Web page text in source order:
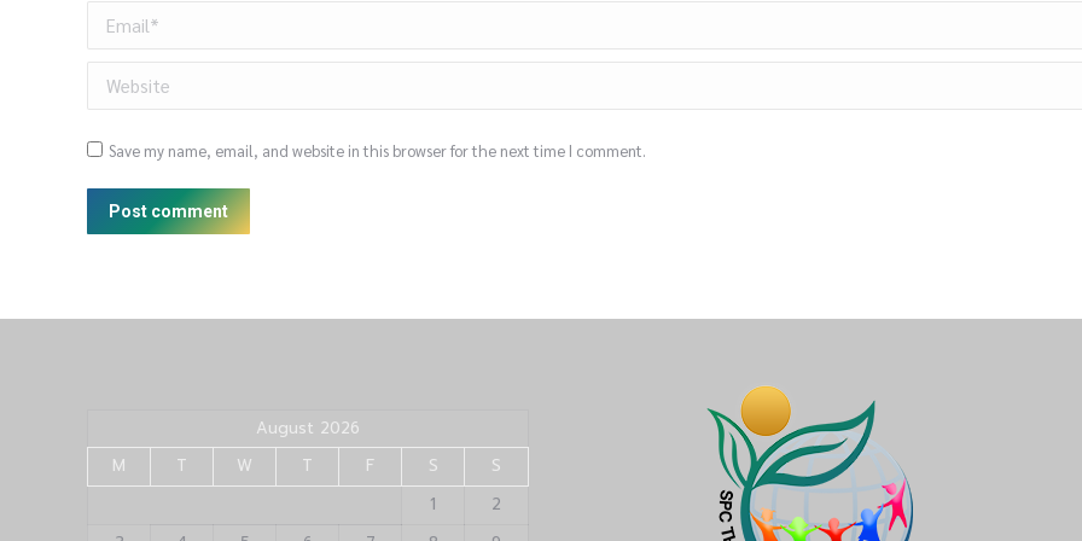
Email *
Website
Save my name, email, and website in this browser for the next time I comment.
Post comment
August 2026
M
T W T F S
S
1
2